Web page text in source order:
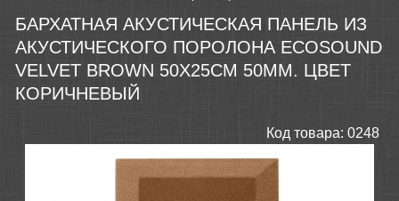
БАРХАТНАЯ АКУСТИЧЕСКАЯ ПАНЕЛЬ ИЗ
АКУСТИЧЕСКОГО ПОРОЛОНА ECOSOUND
VELVET BROWN 50Х25СМ 50ММ. ЦВЕТ
КОРИЧНЕВЫЙ
Код товара: 0248